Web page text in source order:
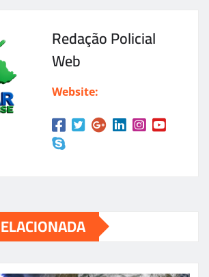
Redação Policial
Web
Website: